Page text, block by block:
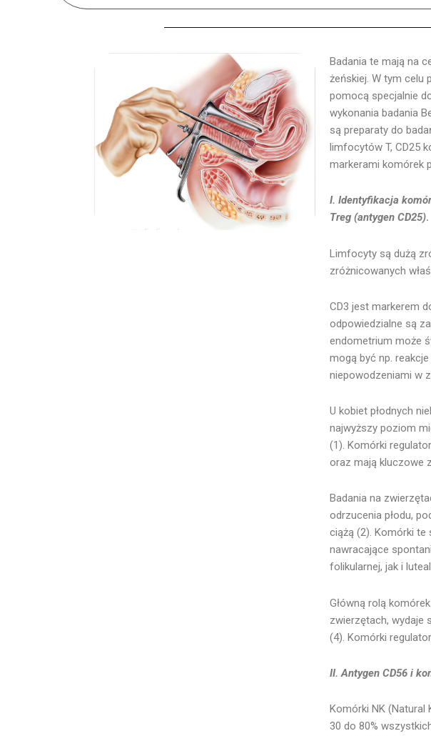
Badania te mają na
żeńskiej. W tym celu
pomocą specjalnie
wykonania badania
są preparaty do
limfocytów T, CD25
markerami komórek
I. Identyfikacja
Treg (antygen CD25).
Limfocyty są dużą
zróżnicowanych
CD3 jest markerem
odpowiedzialne są
endometrium może
mogą być np.
niepowodzeniami w
U kobiet płodnych
najwyższy poziom
(1). Komórki
oraz mają kluczowe
Badania na
odrzucenia płodu,
ciążą (2). Komórki te
nawracające
folikularnej, jak i
Główną rolą
zwierzętach, wydaje
(4). Komórki
II. Antygen CD56 i
Komórki NK
30 do 80%